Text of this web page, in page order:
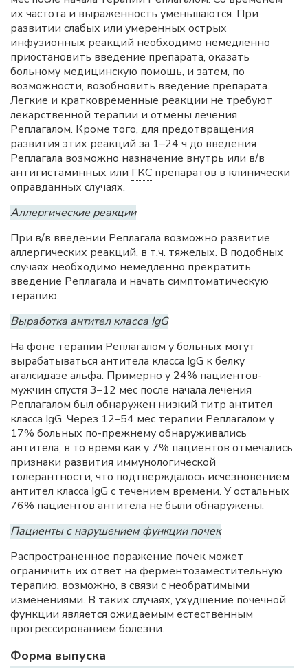
их частота и выраженность уменьшаются. При
развитии слабых или умеренных острых
инфузионных реакций необходимо немедленно
приостановить введение препарата, оказать
больному медицинскую помощь, и затем, по
возможности, возобновить введение препарата.
Легкие и кратковременные реакции не требуют
лекарственной терапии и отмены лечения
Реплагалом. Кроме того, для предотвращения
развития этих реакций за 1–24 ч до введения
Реплагала возможно назначение внутрь или в/в
антигистаминных или ГКС препаратов в клинически
оправданных случаях.
Аллергические реакции
При в/в введении Реплагала возможно развитие
аллергических реакций, в т.ч. тяжелых. В подобных
случаях необходимо немедленно прекратить
введение Реплагала и начать симптоматическую
терапию.
Выработка антител класса IgG
На фоне терапии Реплагалом у больных могут
вырабатываться антитела класса IgG к белку
агалсидазе альфа. Примерно у 24% пациентов-
мужчин спустя 3–12 мес после начала лечения
Реплагалом был обнаружен низкий титр антител
класса IgG. Через 12–54 мес терапии Реплагалом у
17% больных по-прежнему обнаруживались
антитела, в то время как у 7% пациентов отмечались
признаки развития иммунологической
толерантности, что подтверждалось исчезновением
антител класса IgG с течением времени. У остальных
76% пациентов антитела не были обнаружены.
Пациенты с нарушением функции почек
Распространенное поражение почек может
ограничить их ответ на ферментозаместительную
терапию, возможно, в связи с необратимыми
изменениями. В таких случаях, ухудшение почечной
функции является ожидаемым естественным
прогрессированием болезни.
Форма выпуска